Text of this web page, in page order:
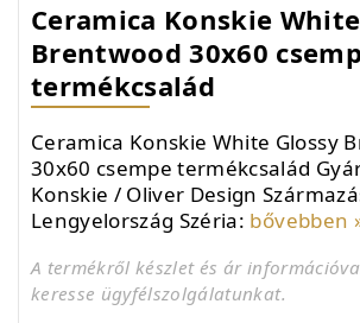
Ceramica Konskie
Brentwood 30x60
termékcsalád
Ceramica Konskie White Glossy
30x60 csempe termékcsalád
Konskie / Oliver Design
Lengyelország Széria: bővebben
A termékről készlet és ár
keresse ügyfélszolgálatunkat.